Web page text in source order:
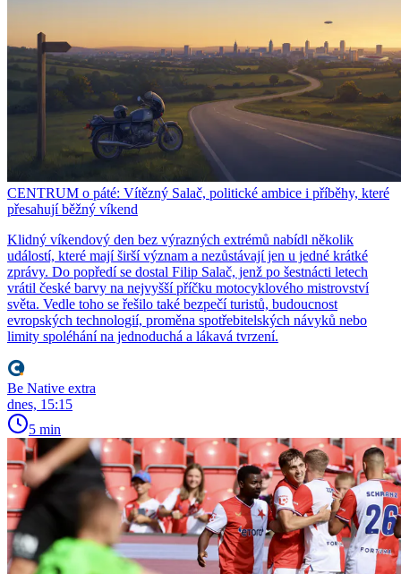
CENTRUM o páté: Vítězný Salač, politické ambice i příběhy, které
přesahují běžný víkend
Klidný víkendový den bez výrazných extrémů nabídl několik
událostí, které mají širší význam a nezůstávají jen u jedné krátké
zprávy. Do popředí se dostal Filip Salač, jenž po šestnácti letech
vrátil české barvy na nejvyšší příčku motocyklového mistrovství
světa. Vedle toho se řešilo také bezpečí turistů, budoucnost
evropských technologií, proměna spotřebitelských návyků nebo
limity spoléhání na jednoduchá a lákavá tvrzení.
Be Native extra
dnes, 15:15
5 min